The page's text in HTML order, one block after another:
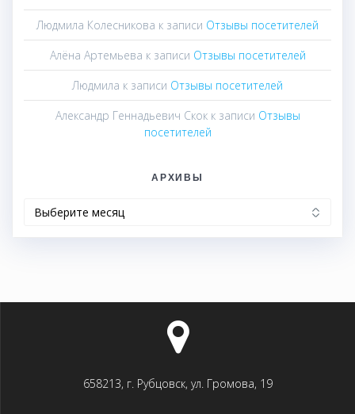
Людмила Колесникова к записи Отзывы посетителей
Алёна Артемьева к записи Отзывы посетителей
Людмила к записи Отзывы посетителей
Александр Геннадьевич Скокк записи Отзывы
посетителей
АРХИВЫ
658213, г. Рубцовск, ул. Громова, 19